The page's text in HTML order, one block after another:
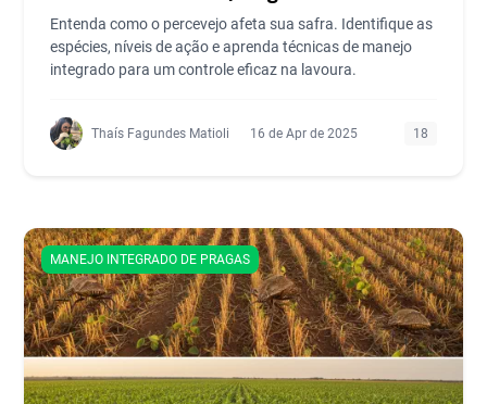
Entenda como o percevejo afeta sua safra. Identifique as
espécies, níveis de ação e aprenda técnicas de manejo
integrado para um controle eficaz na lavoura.
Thaís Fagundes Matioli 16 de Apr de 2025 18
MANEJO INTEGRADO DE PRAGAS